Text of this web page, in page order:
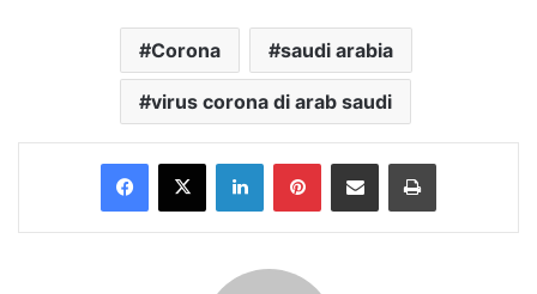
Corona saudi arabia
virus corona di arab saudi
Facebook
X LinkedInPinterestShare via Email Print